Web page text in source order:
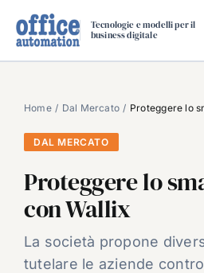
Tecnologie e modelli per il
business digitale
SPECIAL PAPER
TAVOLE ROTONDE DI REDAZIONE
CARRIERE
VIDEO
EVENTI
Home Dal Mercato Proteggere lo
DAL MERCATO
Proteggere lo
con Wallix
La società propone
tutelare le aziende